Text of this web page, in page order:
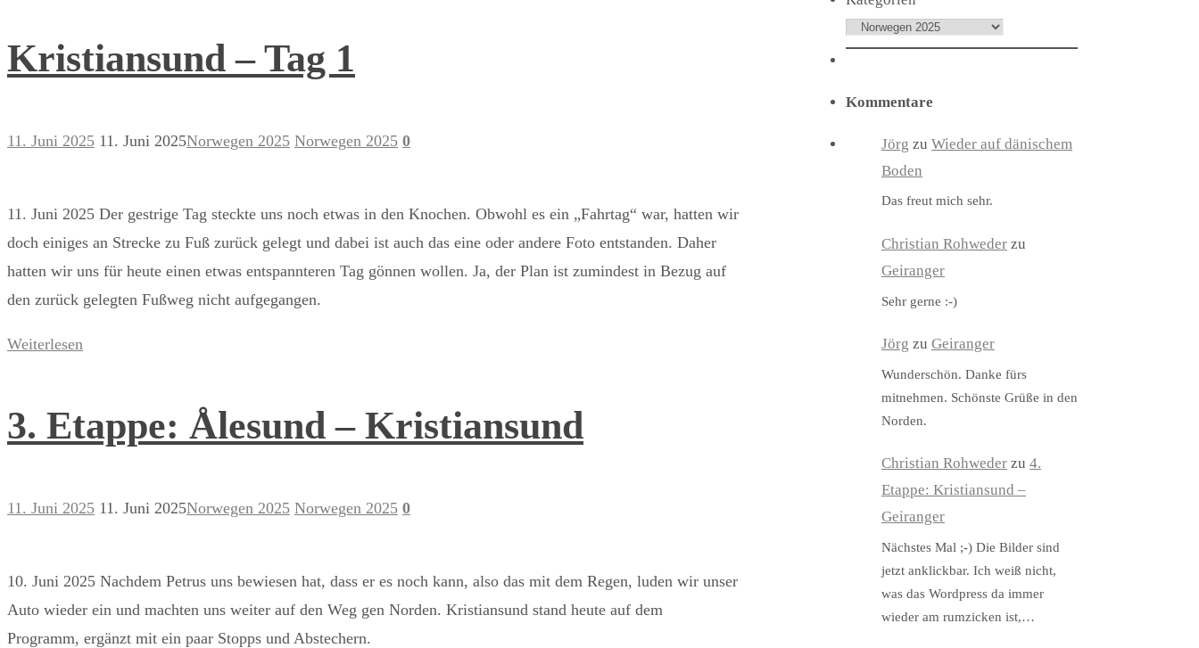
Kristiansund – Tag 1
11. Juni 2025 11. Juni 2025Norwegen 2025 Norwegen 2025 0
11. Juni 2025 Der gestrige Tag steckte uns noch etwas in den Knochen. Obwohl es ein „Fahrtag“ war, hatten wir
doch einiges an Strecke zu Fuß zurück gelegt und dabei ist auch das eine oder andere Foto entstanden. Daher
hatten wir uns für heute einen etwas entspannteren Tag gönnen wollen. Ja, der Plan ist zumindest in Bezug auf
den zurück gelegten Fußweg nicht aufgegangen.
Weiterlesen
3. Etappe: Ålesund – Kristiansund
11. Juni 2025 11. Juni 2025Norwegen 2025 Norwegen 2025 0
10. Juni 2025 Nachdem Petrus uns bewiesen hat, dass er es noch kann, also das mit dem Regen, luden wir unser
Auto wieder ein und machten uns weiter auf den Weg gen Norden. Kristiansund stand heute auf dem
Programm, ergänzt mit ein paar Stopps und Abstechern.
Kommentare
Jörg zu Wieder auf dänischem
Boden
Das freut mich sehr.
Christian Rohweder zu
Geiranger
Sehr gerne :-)
Jörg zu Geiranger
Wunderschön. Danke fürs
mitnehmen. Schönste Grüße in den
Norden.
Christian Rohweder zu 4.
Etappe: Kristiansund –
Geiranger
Nächstes Mal ;-) Die Bilder sind
jetzt anklickbar. Ich weiß nicht,
was das Wordpress da immer
wieder am rumzicken ist,…